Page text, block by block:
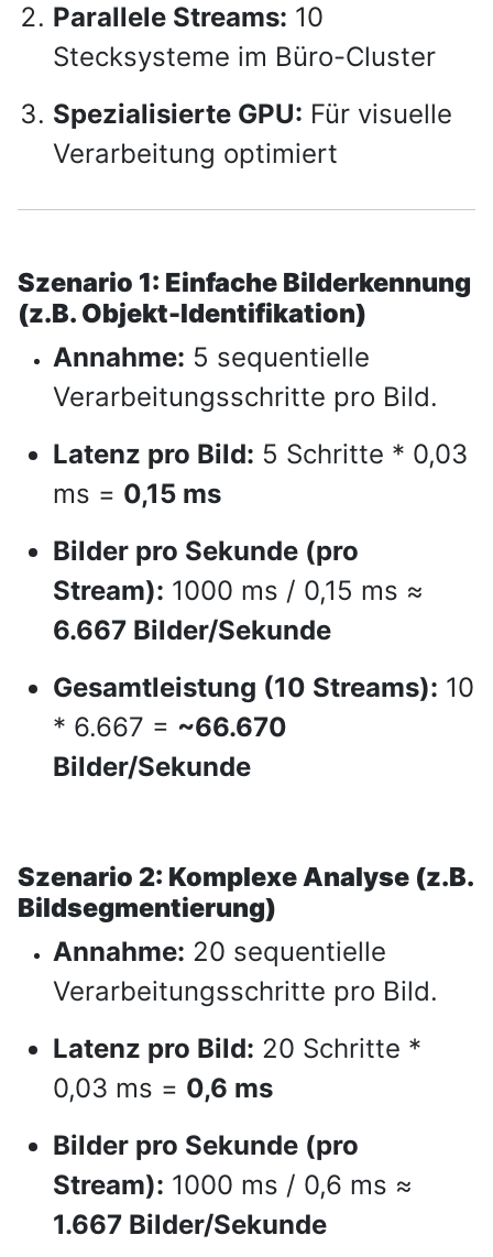
Parallele Streams: 10
Stecksysteme im Büro-Cluster
Spezialisierte GPU: Für visuelle
Verarbeitung optimiert
Szenario 1: Einfache Bilderkennung
(z.B. Objekt-Identifikation)
Annahme: 5 sequentielle
Verarbeitungsschritte pro Bild.
Latenz pro Bild: 5 Schritte * 0,03
ms = 0,15 ms
Bilder pro Sekunde (pro
Stream): 1000 ms / 0,15 ms ≈
6.667 Bilder/Sekunde
Gesamtleistung (10 Streams): 10
* 6.667 = ~66.670
Bilder/Sekunde
Szenario 2: Komplexe Analyse (z.B.
Bildsegmentierung)
Annahme: 20 sequentielle
Verarbeitungsschritte pro Bild.
Latenz pro Bild: 20 Schritte *
0,03 ms = 0,6 ms
Bilder pro Sekunde (pro
Stream): 1000 ms / 0,6 ms ≈
1.667 Bilder/Sekunde